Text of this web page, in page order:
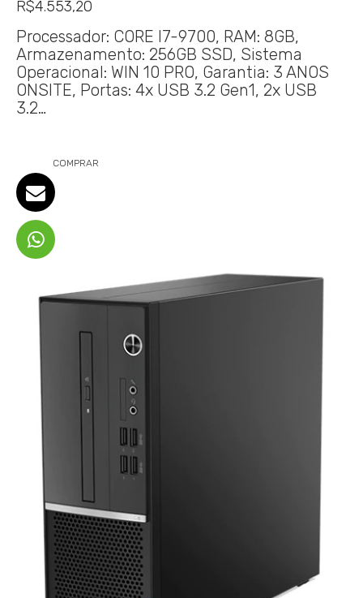
R$4.553,20
Processador: CORE I7-9700, RAM: 8GB,
Armazenamento: 256GB SSD, Sistema
Operacional: WIN 10 PRO, Garantia: 3 ANOS
ONSITE, Portas: 4x USB 3.2 Gen1, 2x USB
3.2…
COMPRAR